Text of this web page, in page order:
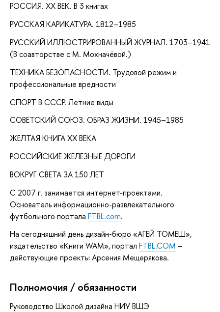
РОССИЯ. XX ВЕК. В 3 книгах
РУССКАЯ КАРИКАТУРА. 1812–1985
РУССКИЙ ИЛЛЮСТРИРОВАННЫЙ ЖУРНАЛ. 1703–1941
(В соавторстве с М. Мохначёвой.)
ТЕХНИКА БЕЗОПАСНОСТИ. Трудовой режим и
профессиональные вредности
СПОРТ В СССР. Летние виды
СОВЕТСКИЙ СОЮЗ. ОБРАЗ ЖИЗНИ. 1945–1985
ЖЕЛТАЯ КНИГА XX ВЕКА
РОССИЙСКИЕ ЖЕЛЕЗНЫЕ ДОРОГИ
ВОКРУГ CВЕТА ЗА 150 ЛЕТ
С 2007 г. занимается интернет-проектами.
Основатель информационно-развлекательного
футбольного портала FTBL.com.
На сегодняшний день дизайн-бюро «АГЕЙ ТОМЕШ»,
издательство «Книги WAM», портал FTBL.COM –
действующие проекты Арсения Мещерякова.
Полномочия / обязанности
Руководство Школой дизайна НИУ ВШЭ